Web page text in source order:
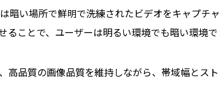
暗い場所で鮮明で洗練されたビデオをキャプチャ
ることで、ユーザーは明るい環境でも暗い環境で
高品質の画像品質を維持しながら、帯域幅とスト